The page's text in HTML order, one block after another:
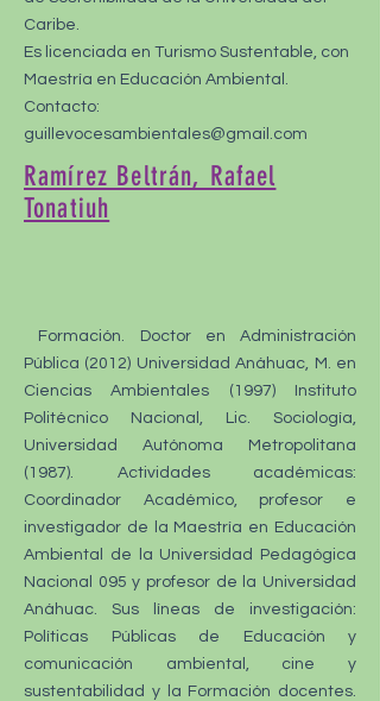
Caribe.
Es licenciada en Turismo Sustentable, con
Maestría en Educación Ambiental.
Contacto:
guillevocesambientales@gmail.com
Ramírez Beltrán, Rafael
Tonatiuh
Formación. Doctor en Administración
Pública (2012) Universidad Anáhuac, M. en
Ciencias Ambientales (1997) Instituto
Politécnico Nacional, Lic. Sociología,
Universidad Autónoma Metropolitana
(1987). Actividades académicas:
Coordinador Académico, profesor e
investigador de la Maestría en Educación
Ambiental de la Universidad Pedagógica
Nacional 095 y profesor de la Universidad
Anáhuac. Sus líneas de investigación:
Políticas Públicas de Educación y
comunicación ambiental, cine y
sustentabilidad y la Formación docentes.